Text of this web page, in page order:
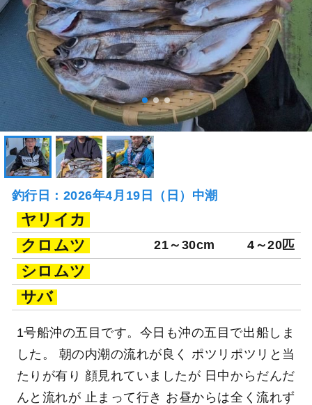
釣行日：2026年4月19日（日）中潮
ヤリイカ
クロムツ
21～30cm 4～20匹
シロムツ
サバ
1号船沖の五目です。今日も沖の五目で出船しま
した。 朝の内潮の流れが良く ポツリポツリと当
たりが有り 顔見れていましたが 日中からだんだ
んと流れが 止まって行き お昼からは全く流れず